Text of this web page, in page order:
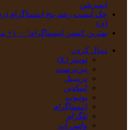
ایمپرشن
چک‌ لیست رشد پیج اینستاگرام
ای)
بهترین کپشن‌ اینستاگرام؛ ۱۰۰+ متن خاص فارسی و انگلیسی
دنبال کردن
توییتر (X)
‫پین‌ترست
دریبببل
لینکدین
یوتیوب
اینستاگرام
تلگرام
واتس آپ